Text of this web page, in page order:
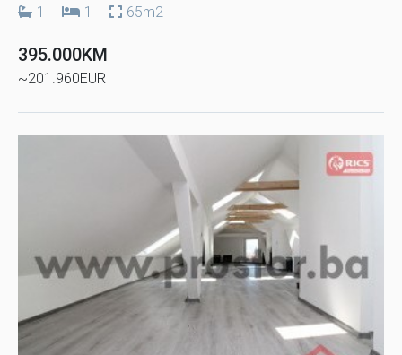
1 1 65m2
395.000KM
~201.960EUR